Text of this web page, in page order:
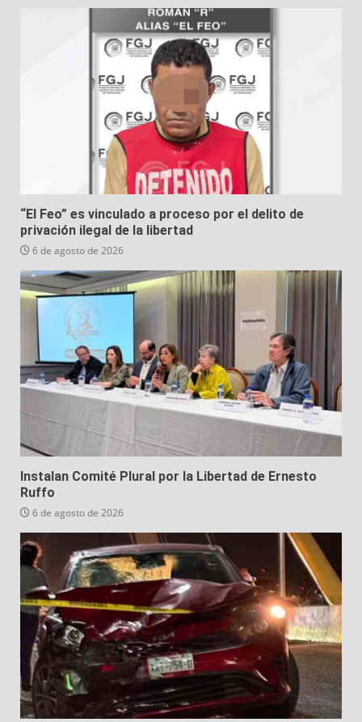
“El Feo” es vinculado a proceso por el delito de
privación ilegal de la libertad
6 de agosto de 2026
Instalan Comité Plural por la Libertad de Ernesto
Ruffo
6 de agosto de 2026